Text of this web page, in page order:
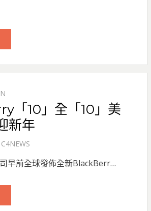
「10」全「10」美
新年
C4NEWS
早前全球發佈全新BlackBerr…